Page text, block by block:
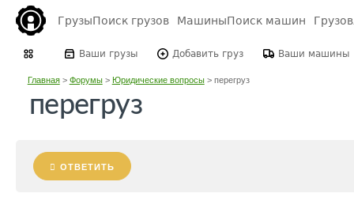
ГрузыПоиск грузов МашиныПоиск машин
Ваши грузы Добавить груз Ваши машины
Главная> Форумы> Юридические вопросы> перегруз
перегруз
ОТВЕТИТЬ